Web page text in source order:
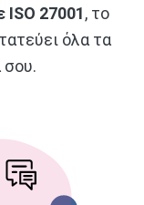
ISO 27001, το
όλα τα
σου.